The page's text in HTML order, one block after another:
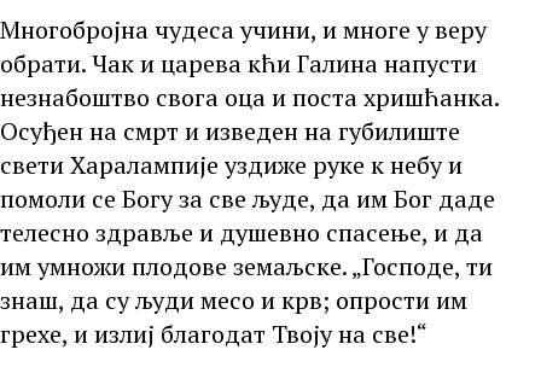
Многобројна чудеса учини, и многе у веру
обрати. Чак и царева кћи Галина напусти
незнабоштво свога оца и поста хришћанка.
Осуђен на смрт и изведен на губилиште
свети Харалампије уздиже руке к небу и
помоли се Богу за све људе, да им Бог даде
телесно здравље и душевно спасење, и да
им умножи плодове земаљске. „Господе, ти
знаш, да су људи месо и крв; опрости им
грехе, и излиј благодат Твоју на све!“